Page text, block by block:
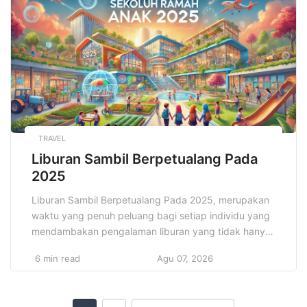
hal yang mudah. Oleh karena itu, penting bagi setiap
pemilik […]
TRAVEL
Liburan Sambil Berpetualang Pada
2025
Liburan Sambil Berpetualang Pada 2025, merupakan
waktu yang penuh peluang bagi setiap individu yang
mendambakan pengalaman liburan yang tidak hanya
petualangan. Seiring dengan semakin populernya
6 min read Agu 07, 2026